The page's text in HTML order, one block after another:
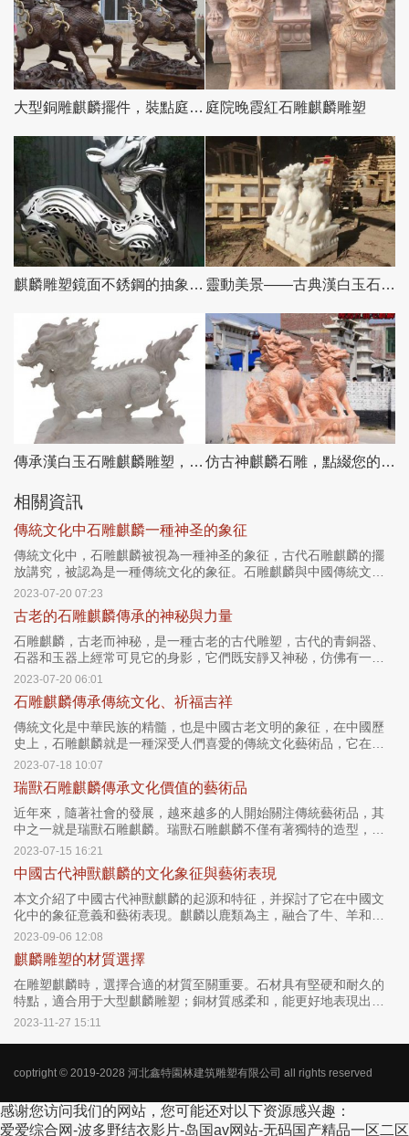
大型銅雕麒麟擺件，裝點庭院門口別墅 庭院晚霞紅石雕麒麟雕塑
麒麟雕塑鏡面不銹鋼的抽象之美 靈動美景——古典漢白玉石雕麒麟雕塑
傳承漢白玉石雕麒麟雕塑，美化景區戶外環境 仿古神麒麟石雕，點綴您的庭院門口
相關資訊
傳統文化中石雕麒麟一種神圣的象征
傳統文化中，石雕麒麟被視為一種神圣的象征，古代石雕麒麟的擺
放講究，被認為是一種傳統文化的象征。石雕麒麟與中國傳統文化
息息相關，它代表著中國文化的神圣與傳統。
2023-07-20 07:23
古老的石雕麒麟傳承的神秘與力量
石雕麒麟，古老而神秘，是一種古老的古代雕塑，古代的青銅器、
石器和玉器上經常可見它的身影，它們既安靜又神秘，仿佛有一股
特殊的力量。
2023-07-20 06:01
石雕麒麟傳承傳統文化、祈福吉祥
傳統文化是中華民族的精髓，也是中國古老文明的象征，在中國歷
史上，石雕麒麟就是一種深受人們喜愛的傳統文化藝術品，它在傳
統文化中占有重要地位。
2023-07-18 10:07
瑞獸石雕麒麟傳承文化價值的藝術品
近年來，隨著社會的發展，越來越多的人開始關注傳統藝術品，其
中之一就是瑞獸石雕麒麟。瑞獸石雕麒麟不僅有著獨特的造型，更
有著深厚的文化底蘊和歷史淵源。
2023-07-15 16:21
中國古代神獸麒麟的文化象征與藝術表現
本文介紹了中國古代神獸麒麟的起源和特征，并探討了它在中國文
化中的象征意義和藝術表現。麒麟以鹿類為主，融合了牛、羊和馬
的特點，被賦予了許多優秀品質。通過純銅雕塑等藝術形式，麒麟
2023-09-06 12:08
麒麟雕塑的材質選擇
在雕塑麒麟時，選擇合適的材質至關重要。石材具有堅硬和耐久的
特點，適合用于大型麒麟雕塑；銅材質感柔和，能更好地表現出麒
麟的優美曲線；陶瓷雕塑具有高度的裝飾性和輕便性；木材則展現
力。
2023-11-27 15:11
coptright © 2019-2028 河北鑫特園林建筑雕塑有限公司 all rights reserved
感谢您访问我们的网站，您可能还对以下资源感兴趣：
爱爱综合网-波多野结衣影片-岛国av网站-无码国产精品一区二区